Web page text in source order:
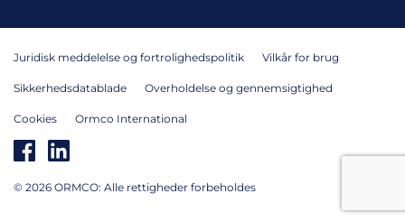
Juridisk meddelelse og fortrolighedspolitik Vilkår for brug
Sikkerhedsdatablade Overholdelse og gennemsigtighed
Cookies Ormco International
© 2026 ORMCO: Alle rettigheder forbeholdes